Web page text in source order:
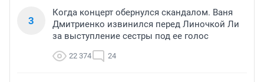
3
Когда концерт обернулся скандалом. Ваня
Дмитриенко извинился перед Линочкой Ли
за выступление сестры под ее голос
22 374 24